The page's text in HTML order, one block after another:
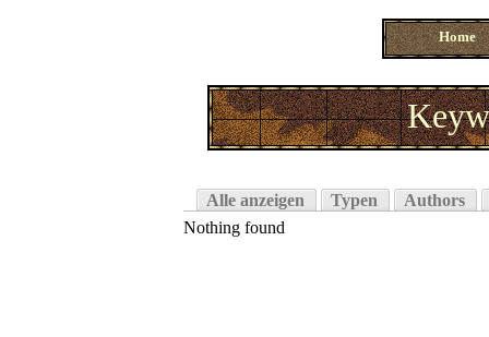
Home
Alle anzeigen Typen
Authors
Nothing found